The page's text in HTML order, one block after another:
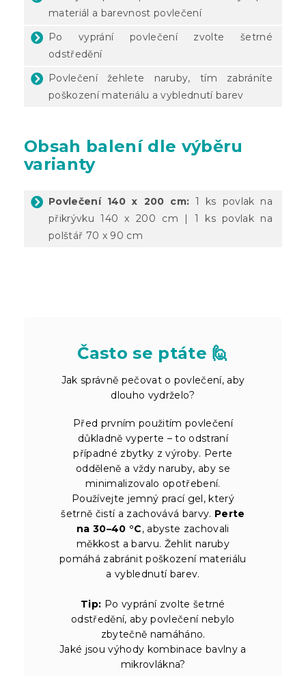
materiál a barevnost povlečení
Po vyprání povlečení zvolte šetrné
odstředění
Povlečení žehlete naruby, tím zabráníte
poškození materiálu a vyblednutí barev
Obsah balení dle výběru
varianty
Povlečení 140 x 200 cm: 1 ks povlak na
přikrývku 140 x 200 cm | 1 ks povlak na
polštář 70 x 90 cm
Často se ptáte 🙋
Jak správně pečovat o povlečení, aby
dlouho vydrželo?
Před prvním použitím povlečení
důkladně vyperte – to odstraní
případné zbytky z výroby. Perte
odděleně a vždy naruby, aby se
minimalizovalo opotřebení.
Používejte jemný prací gel, který
šetrně čistí a zachovává barvy. Perte
na 30–40 °C, abyste zachovali
měkkost a barvu. Žehlit naruby
pomáhá zabránit poškození materiálu
a vyblednutí barev.
Tip: Po vyprání zvolte šetrné
odstředění, aby povlečení nebylo
zbytečně namáháno.
Jaké jsou výhody kombinace bavlny a
mikrovlákna?